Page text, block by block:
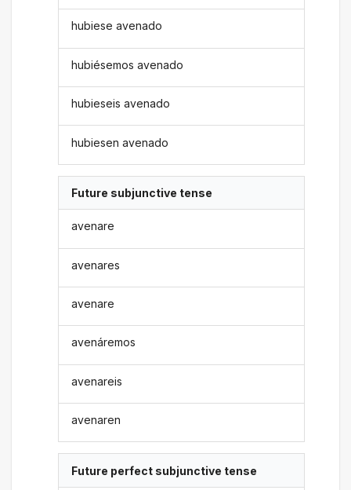
hubiese avenado
hubiésemos avenado
hubieseis avenado
hubiesen avenado
Future subjunctive tense
avenare
avenares
avenare
avenáremos
avenareis
avenaren
Future perfect subjunctive tense